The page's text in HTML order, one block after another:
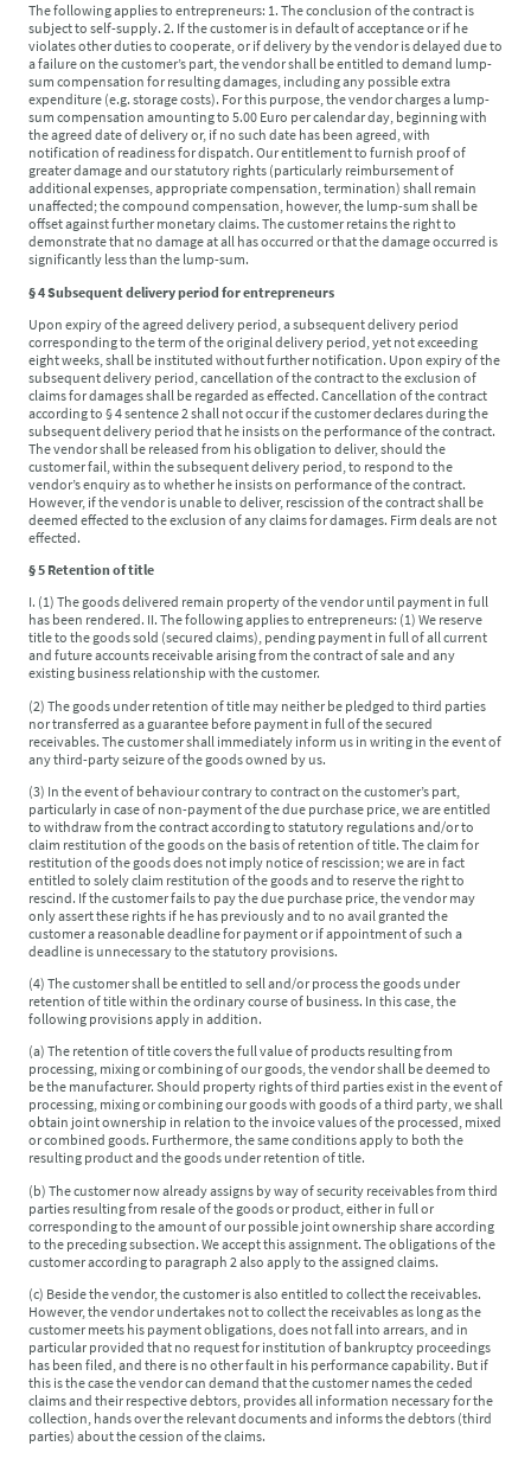
The following applies to entrepreneurs: 1. The conclusion of the contract is
subject to self-supply. 2. If the customer is in default of acceptance or if he
violates other duties to cooperate, or if delivery by the vendor is delayed due to
a failure on the customer’s part, the vendor shall be entitled to demand lump-
sum compensation for resulting damages, including any possible extra
expenditure (e.g. storage costs). For this purpose, the vendor charges a lump-
sum compensation amounting to 5.00 Euro per calendar day, beginning with
the agreed date of delivery or, if no such date has been agreed, with
notification of readiness for dispatch. Our entitlement to furnish proof of
greater damage and our statutory rights (particularly reimbursement of
additional expenses, appropriate compensation, termination) shall remain
unaffected; the compound compensation, however, the lump-sum shall be
offset against further monetary claims. The customer retains the right to
demonstrate that no damage at all has occurred or that the damage occurred is
significantly less than the lump-sum.
§ 4 Subsequent delivery period for entrepreneurs
Upon expiry of the agreed delivery period, a subsequent delivery period
corresponding to the term of the original delivery period, yet not exceeding
eight weeks, shall be instituted without further notification. Upon expiry of the
subsequent delivery period, cancellation of the contract to the exclusion of
claims for damages shall be regarded as effected. Cancellation of the contract
according to § 4 sentence 2 shall not occur if the customer declares during the
subsequent delivery period that he insists on the performance of the contract.
The vendor shall be released from his obligation to deliver, should the
customer fail, within the subsequent delivery period, to respond to the
vendor’s enquiry as to whether he insists on performance of the contract.
However, if the vendor is unable to deliver, rescission of the contract shall be
deemed effected to the exclusion of any claims for damages. Firm deals are not
effected.
§ 5 Retention of title
I. (1) The goods delivered remain property of the vendor until payment in full
has been rendered. II. The following applies to entrepreneurs: (1) We reserve
title to the goods sold (secured claims), pending payment in full of all current
and future accounts receivable arising from the contract of sale and any
existing business relationship with the customer.
(2) The goods under retention of title may neither be pledged to third parties
nor transferred as a guarantee before payment in full of the secured
receivables. The customer shall immediately inform us in writing in the event of
any third-party seizure of the goods owned by us.
(3) In the event of behaviour contrary to contract on the customer’s part,
particularly in case of non-payment of the due purchase price, we are entitled
to withdraw from the contract according to statutory regulations and/or to
claim restitution of the goods on the basis of retention of title. The claim for
restitution of the goods does not imply notice of rescission; we are in fact
entitled to solely claim restitution of the goods and to reserve the right to
rescind. If the customer fails to pay the due purchase price, the vendor may
only assert these rights if he has previously and to no avail granted the
customer a reasonable deadline for payment or if appointment of such a
deadline is unnecessary to the statutory provisions.
(4) The customer shall be entitled to sell and/or process the goods under
retention of title within the ordinary course of business. In this case, the
following provisions apply in addition.
(a) The retention of title covers the full value of products resulting from
processing, mixing or combining of our goods, the vendor shall be deemed to
be the manufacturer. Should property rights of third parties exist in the event of
processing, mixing or combining our goods with goods of a third party, we shall
obtain joint ownership in relation to the invoice values of the processed, mixed
or combined goods. Furthermore, the same conditions apply to both the
resulting product and the goods under retention of title.
(b) The customer now already assigns by way of security receivables from third
parties resulting from resale of the goods or product, either in full or
corresponding to the amount of our possible joint ownership share according
to the preceding subsection. We accept this assignment. The obligations of the
customer according to paragraph 2 also apply to the assigned claims.
(c) Beside the vendor, the customer is also entitled to collect the receivables.
However, the vendor undertakes not to collect the receivables as long as the
customer meets his payment obligations, does not fall into arrears, and in
particular provided that no request for institution of bankruptcy proceedings
has been filed, and there is no other fault in his performance capability. But if
this is the case the vendor can demand that the customer names the ceded
claims and their respective debtors, provides all information necessary for the
collection, hands over the relevant documents and informs the debtors (third
parties) about the cession of the claims.